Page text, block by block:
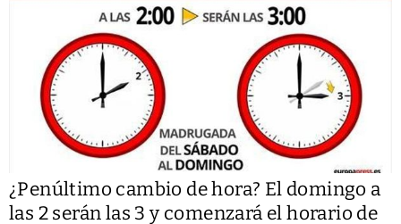
¿Penúltimo cambio de hora? El domingo a
las 2 serán las 3 y comenzará el horario de